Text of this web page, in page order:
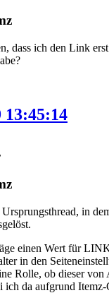
dass ich den Link
13:45:14
in
einen Wert für
in den
Rolle, ob dieser von
ich da aufgrund Itemz-